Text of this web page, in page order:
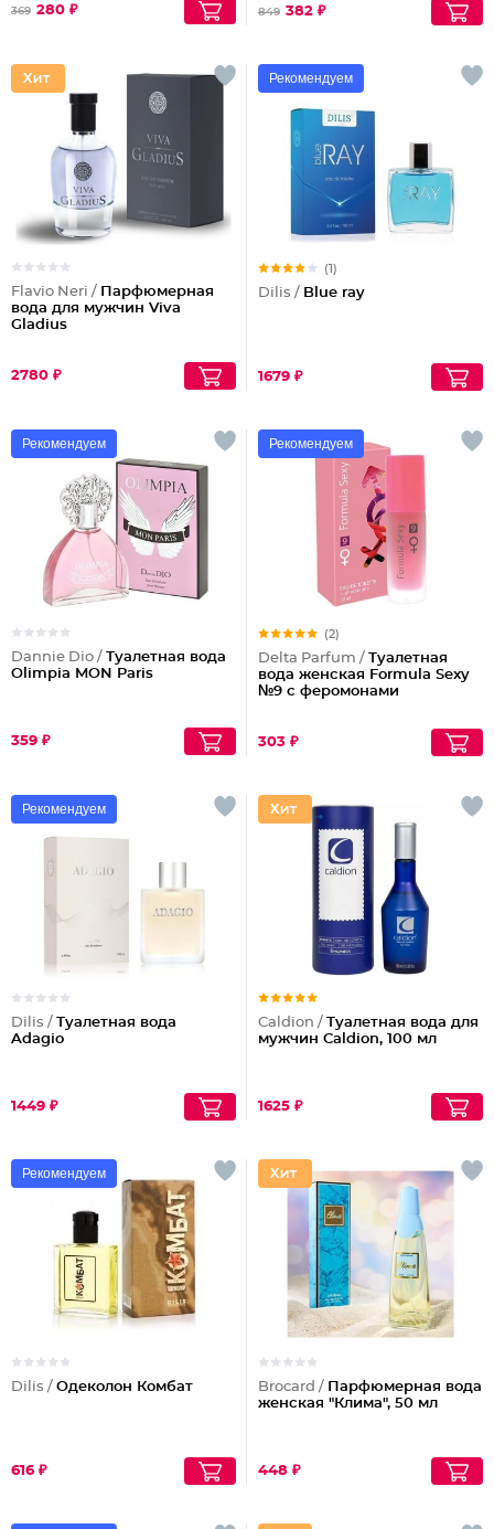
369 280 ₽ 849 382 ₽
Flavio Neri / Парфюмерная
вода для мужчин Viva
Gladius
2780 ₽
Рекомендуем
(1)
Dilis / Blue ray
1679 ₽
Рекомендуем
Dannie Dio / Туалетная вода
Olimpia MON Paris
359 ₽
Рекомендуем
(2)
Delta Parfum / Туалетная
вода женская Formula Sexy
№9 с феромонами
303 ₽
Рекомендуем
Dilis / Туалетная вода
Adagio
1449 ₽
Caldion / Туалетная вода для
мужчин Caldion, 100 мл
1625 ₽
Рекомендуем
Dilis / Одеколон Комбат
616 ₽
Brocard / Парфюмерная вода
женская "Клима", 50 мл
448 ₽